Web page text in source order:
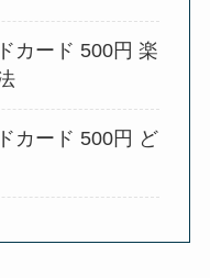
カード 500円 楽
カード 500円 ど